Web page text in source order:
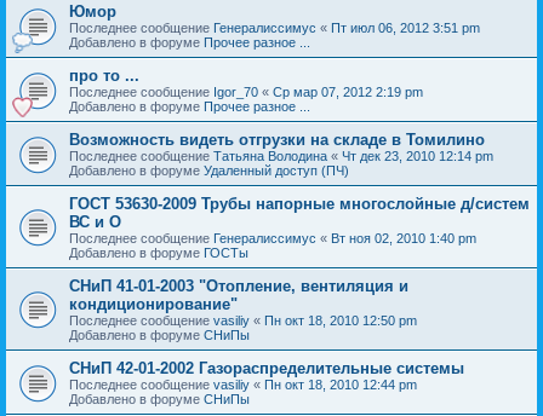
Юмор
Последнее сообщение Генералиссимус « Пт июл 06, 2012 3:51 pm
Добавлено в форуме Прочее разное ...
про то ...
Последнее сообщение Igor_70 « Ср мар 07, 2012 2:19 pm
Добавлено в форуме Прочее разное ...
Возможность видеть отгрузки на складе в Томилино
Последнее сообщение Татьяна Володина « Чт дек 23, 2010 12:14 pm
Добавлено в форуме Удаленный доступ (ПЧ)
ГОСТ 53630-2009 Трубы напорные многослойные д/систем
ВС и О
Последнее сообщение Генералиссимус « Вт ноя 02, 2010 1:40 pm
Добавлено в форуме ГОСТы
СНиП 41-01-2003 "Отопление, вентиляция и
кондиционирование"
Последнее сообщение vasiliy « Пн окт 18, 2010 12:50 pm
Добавлено в форуме СНиПы
СНиП 42-01-2002 Газораспределительные системы
Последнее сообщение vasiliy « Пн окт 18, 2010 12:44 pm
Добавлено в форуме СНиПы